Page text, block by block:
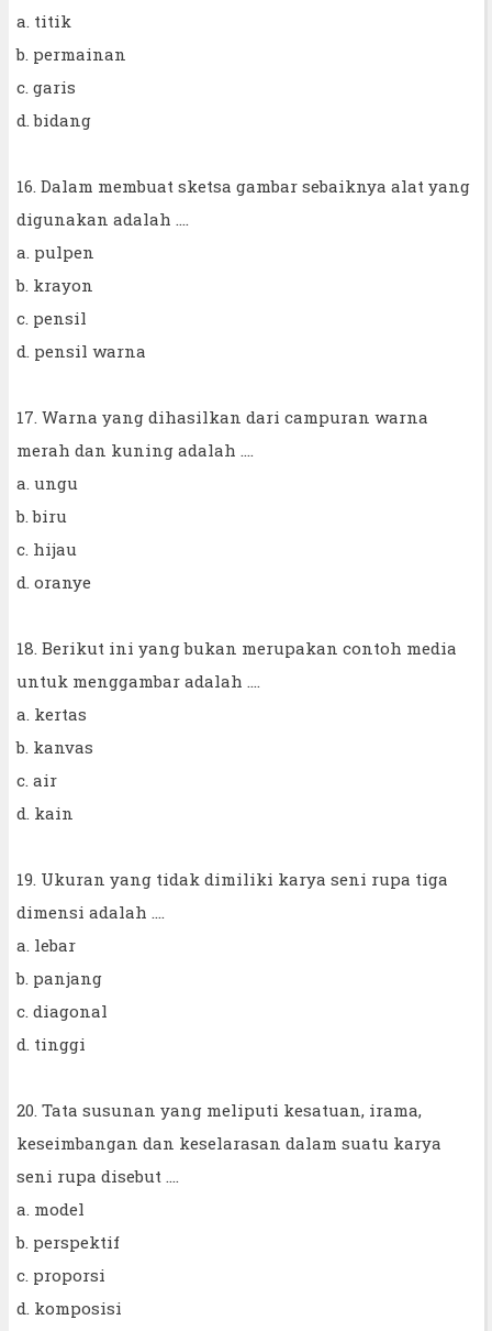
a. titik
b. permainan
c. garis
d. bidang
16. Dalam membuat sketsa gambar sebaiknya alat yang
digunakan adalah ....
a. pulpen
b. krayon
c. pensil
d. pensil warna
17. Warna yang dihasilkan dari campuran warna
merah dan kuning adalah ....
a. ungu
b. biru
c. hijau
d. oranye
18. Berikut ini yang bukan merupakan contoh media
untuk menggambar adalah ....
a. kertas
b. kanvas
c. air
d. kain
19. Ukuran yang tidak dimiliki karya seni rupa tiga
dimensi adalah ....
a. lebar
b. panjang
c. diagonal
d. tinggi
20. Tata susunan yang meliputi kesatuan, irama,
keseimbangan dan keselarasan dalam suatu karya
seni rupa disebut ....
a. model
b. perspektif
c. proporsi
d. komposisi